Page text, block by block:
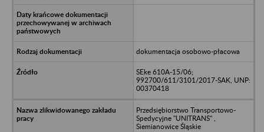
dokumentacja osobowo-płacowa
SEke 610A-15/06;
992700/611/3101/2017-SAK, UNP:
00370418
Przedsiębiorstwo Transportowo-
Spedycyjne "UNITRANS" ,
Siemianowice Śląskie